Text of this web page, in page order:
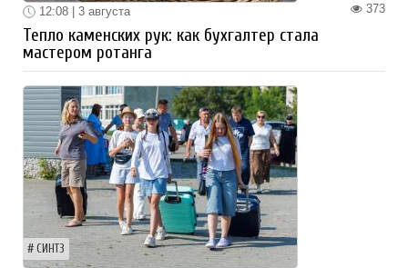
373
12:08 | 3 августа
Тепло каменских рук: как бухгалтер стала
мастером ротанга
СИНТЗ